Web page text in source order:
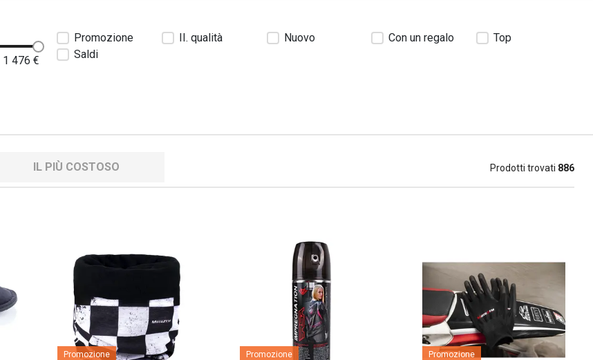
1 476 €
Promozione II. qualità Nuovo Con un regalo
Top
Saldi
Prodotti trovati 886
IL PIÙ COSTOSO
Promozione
Promozione
Promozione